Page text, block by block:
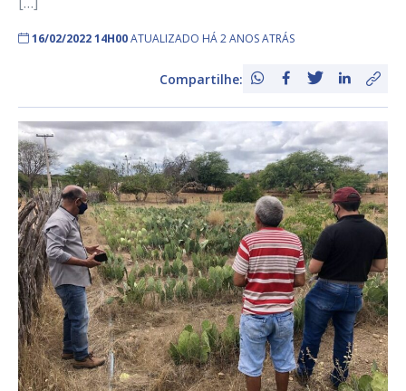
16/02/2022 14H00ATUALIZADO HÁ 2 ANOS ATRÁS
Compartilhe: